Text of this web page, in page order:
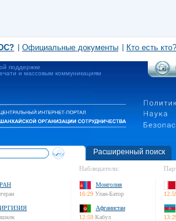
Официальные документы Кто есть кто?
поддержке
и массовым коммуникациям
Расширенный поиск
Наблюдатели:
Монголия
16:29 Улан-Батор
Афганистан
12:59 Кабул